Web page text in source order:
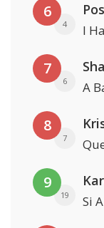
6
4 I
7
6 A
8
7
9
19 Si